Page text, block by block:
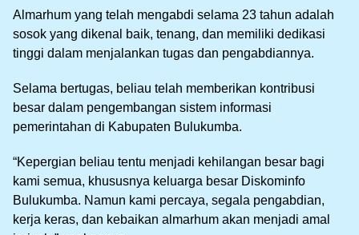
Almarhum yang telah mengabdi selama 23 tahun adalah
sosok yang dikenal baik, tenang, dan memiliki dedikasi
tinggi dalam menjalankan tugas dan pengabdiannya.
Selama bertugas, beliau telah memberikan kontribusi
besar dalam pengembangan sistem informasi
pemerintahan di Kabupaten Bulukumba.
“Kepergian beliau tentu menjadi kehilangan besar bagi
kami semua, khususnya keluarga besar Diskominfo
Bulukumba. Namun kami percaya, segala pengabdian,
kerja keras, dan kebaikan almarhum akan menjadi amal